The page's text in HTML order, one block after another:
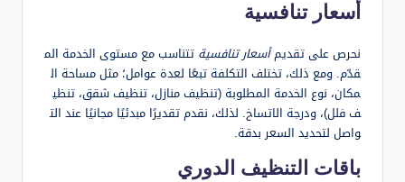
أسعار تنافسية
نحرص على تقديمأسعار تنافسية تتناسب مع مستوى الخدمة الم
قدّم. ومع ذلك، تختلف التكلفة تبعًا لعدة عوامل؛ مثل مساحة ال
مكان، نوع الخدمة المطلوبة (تنظيف منازل، تنظيف شقق، تنظي
ف فلل)، ودرجة الاتساخ. لذلك، نقدم تقديرًا مبدئيًا مجانيًا عند الت
واصل لتحديد السعر بدقة.
باقات التنظيف الدوري